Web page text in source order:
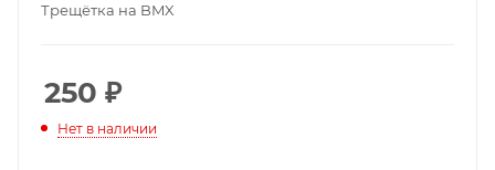
Трещётка на BMX
250 ₽
Нет в наличии